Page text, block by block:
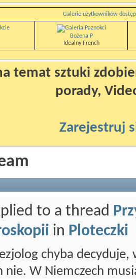
Galerie użytkowników
Bożena P
Idealny French
temat sztuki
porady,
Zarejestruj
to a thread
in Ploteczki
chyba
nie. W Niemczech